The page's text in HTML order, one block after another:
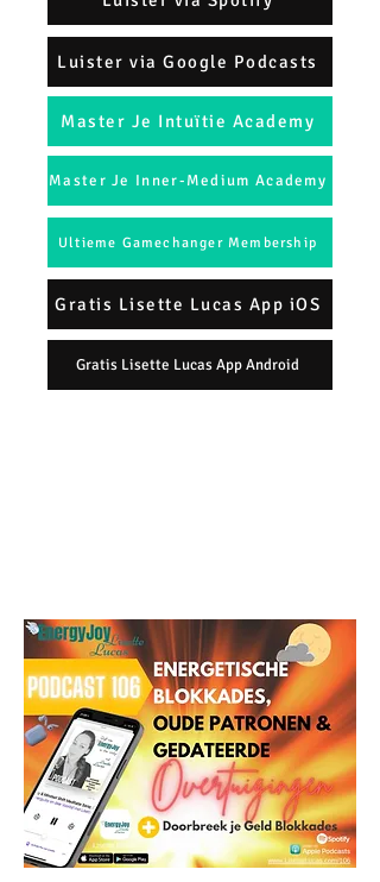
Luister via Google Podcasts
Master Je Intuïtie Academy
Master Je Inner-Medium Academy
Ultieme Gamechanger Membership
Gratis Lisette Lucas App iOS
Gratis Lisette Lucas App Android